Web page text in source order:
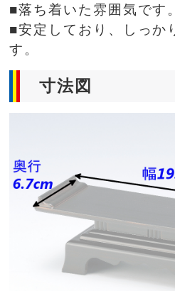
■落ち着いた雰囲気です。
■安定しており、しっか
す。
寸法図